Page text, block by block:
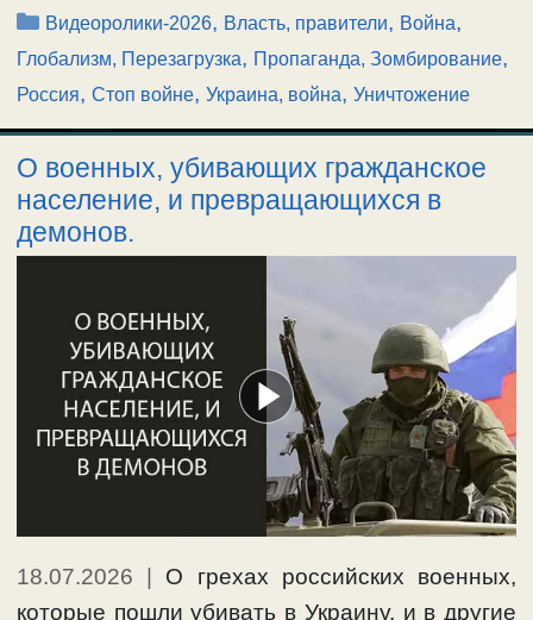
Рубрики
Видеоролики-2026, Власть, правители, Война,
Глобализм, Перезагрузка, Пропаганда, Зомбирование,
Россия, Стоп войне, Украина, война, Уничтожение
О военных, убивающих гражданское
население, и превращающихся в
демонов.
18.07.2026 | О грехах российских военных,
которые пошли убивать в Украину, и в другие